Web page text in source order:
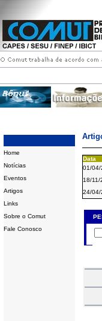
Home
Notícias
Eventos
Artigos
Links
Sobre o Comut
Fale Conosco
Data
01/04/
18/11/
24/04/